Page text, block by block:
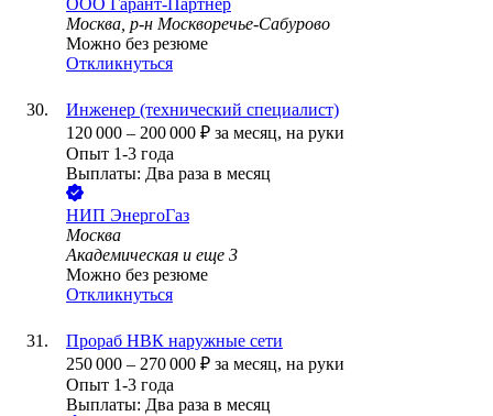
ООО Гарант-Партнер
Москва, р-н Москворечье-Сабурово
Можно без резюме
Откликнуться
Инженер (технический специалист)
120 000 – 200 000 ₽ за месяц, на руки
Опыт 1-3 года
Выплаты: Два раза в месяц
НИП ЭнергоГаз
Москва
Академическая и еще 3
Можно без резюме
Откликнуться
Прораб НВК наружные сети
250 000 – 270 000 ₽ за месяц, на руки
Опыт 1-3 года
Выплаты: Два раза в месяц